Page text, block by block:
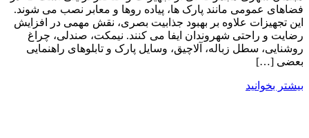
فضاهای عمومی مانند پارک ها، پیاده ‌روها و معابر نصب می شوند.
این تجهیزات علاوه بر بهبود جذابیت بصری، نقش مهمی در افزایش
رضایت و راحتی شهروندان ایفا می کنند. نیمکت، صندلی، چراغ
روشنایی، سطل زباله، آلاچیق، وسایل پارک و تابلوهای راهنمایی
بعضی […]
بیشتر بخوانید